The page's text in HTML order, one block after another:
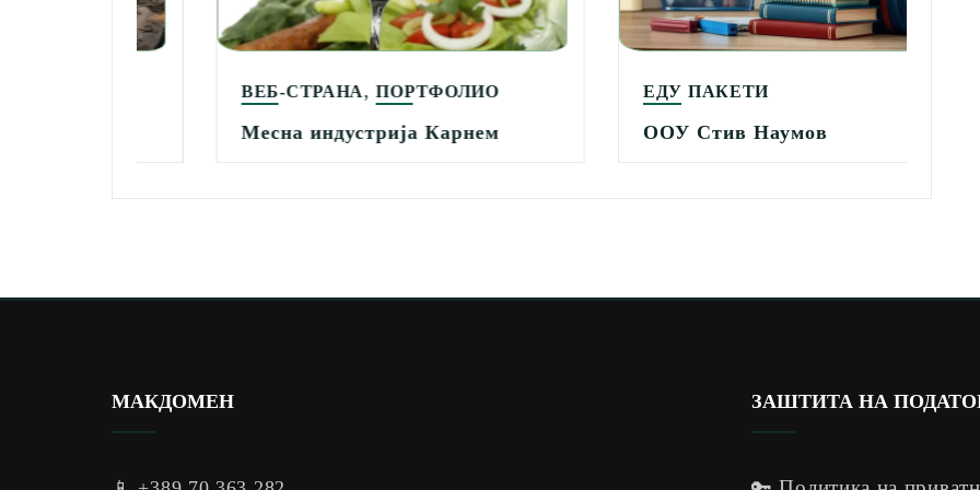
ВЕБ-СТРАНА,ПОРТФОЛИО
Месна индустрија Карнем
ЕДУ ПАКЕТИ
ООУ Стив Наумов
МАКДОМЕН ЗАШТИТА НА